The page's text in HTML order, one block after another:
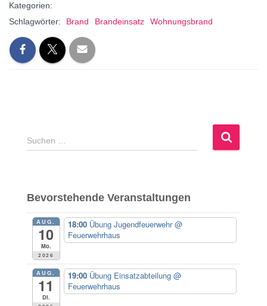
Kategorien:
Schlagwörter:
Brand Brandeinsatz Wohnungsbrand
S
u
n
n
:
Suchen …
Bevorstehende Veranstaltungen
AUG.
10
Mo.
2026
18:00 Übung Jugendfeuerwehr@
Feuerwehrhaus
AUG.
11
Di.
19:00 Übung Einsatzabteilung @
Feuerwehrhaus